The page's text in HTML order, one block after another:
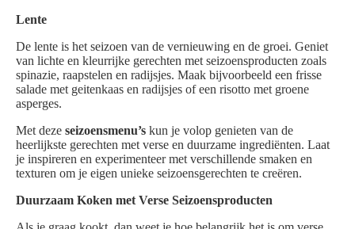
Lente
De lente is het seizoen van de vernieuwing en de groei. Geniet
van lichte en kleurrijke gerechten met seizoensproducten zoals
spinazie, raapstelen en radijsjes. Maak bijvoorbeeld een frisse
salade met geitenkaas en radijsjes of een risotto met groene
asperges.
Met deze seizoensmenu’s kun je volop genieten van de
heerlijkste gerechten met verse en duurzame ingrediënten. Laat
je inspireren en experimenteer met verschillende smaken en
texturen om je eigen unieke seizoensgerechten te creëren.
Duurzaam Koken met Verse Seizoensproducten